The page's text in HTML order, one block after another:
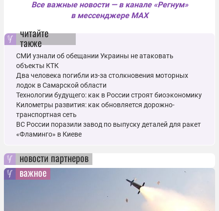
Все важные новости — в канале «Регнум»
в мессенджере MAX
читайте
также
СМИ узнали об обещании Украины не атаковать
объекты КТК
Два человека погибли из-за столкновения моторных
лодок в Самарской области
Технологии будущего: как в России строят биоэкономику
Километры развития: как обновляется дорожно-
транспортная сеть
ВС России поразили завод по выпуску деталей для ракет
«Фламинго» в Киеве
новости партнеров
важное